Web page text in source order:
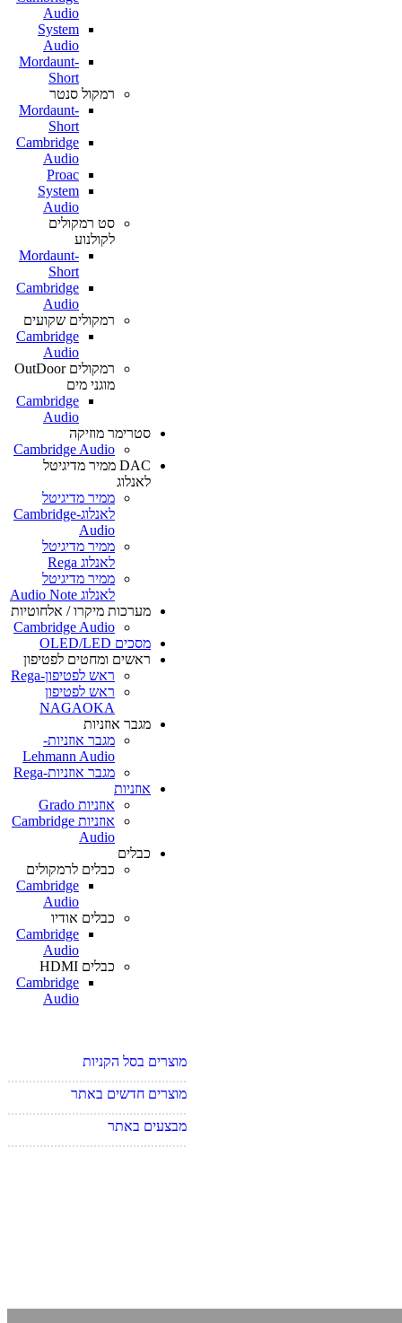
Audio
System
Audio
Mordaunt-
Short
רמקול סנטר
Mordaunt-
Short
Cambridge
Audio
Proac
System
Audio
סט רמקולים
לקולנוע
Mordaunt-
Short
Cambridge
Audio
רמקולים שקועים
Cambridge
Audio
רמקולים OutDoor
מוגני מים
Cambridge
Audio
סטרימר מוזיקה
Cambridge Audio
DAC ממיר מדיגיטל
לאנלוג
ממיר מדיגיטל
לאנלוג-Cambridge
Audio
ממיר מדיגיטל
לאנלוג Rega
ממיר מדיגיטל
לאנלוג Audio Note
מערכות מיקרו / אלחוטיות
Cambridge Audio
מסכים OLED/LED
ראשים ומחטים לפטיפון
ראש לפטיפון-Rega
ראש לפטיפון
NAGAOKA
מגבר אוזניות
מגבר אוזניות-
Lehmann Audio
מגבר אוזניות-Rega
אוזניות
אוזניות Grado
אוזניות Cambridge
Audio
כבלים
כבלים לרמקולים
Cambridge
Audio
כבלים אודיו
Cambridge
Audio
כבלים HDMI
Cambridge
Audio
מוצרים בסל הקניות
..................................................
מוצרים חדשים באתר
..................................................
מבצעים באתר
..................................................